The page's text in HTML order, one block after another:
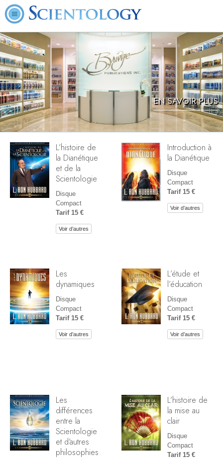
EN SAVOIR PLUS
L’histoire de
la Dianétique
et de la
Scientologie
Disque
Compact
Tarif 15 €
Voir d’autres
Introduction à
la Dianétique
Disque
Compact
Tarif 15 €
Voir d’autres
Les
dynamiques
Disque
Compact
Tarif 15 €
Voir d’autres
L’étude et
l’éducation
Disque
Compact
Tarif 15 €
Voir d’autres
Les
différences
entre la
Scientologie
et d’autres
philosophies
L’histoire de
la mise au
clair
Disque
Compact
Tarif 15 €